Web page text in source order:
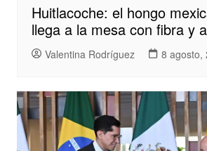
Huitlacoche: el hongo
llega a la mesa con fibra y
Valentina Rodríguez 8 agosto,